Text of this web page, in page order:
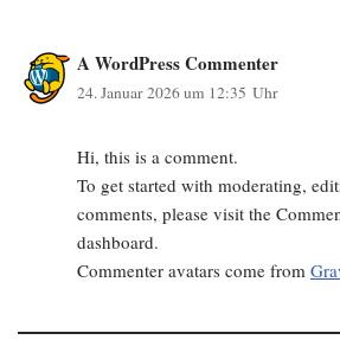
A WordPress Commenter
24. Januar 2026 um 12:35 Uhr
Hi, this is a comment.
To get started with moderating,
comments, please visit the
dashboard.
Commenter avatars come from